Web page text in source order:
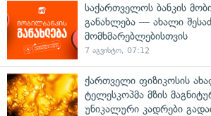
საქართველოს ბანკის
განახლება — ახალი
მომხმარებლებისთვის
7 აგვისტო, 07:12
ქართველი ფიზიკოსის
ტელესკოპმა მზის
უნიკალური კადრები